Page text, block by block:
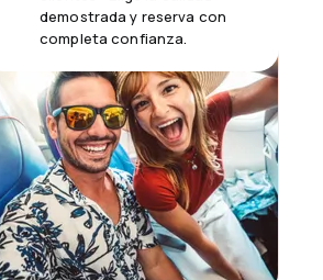
demostrada y reserva con
completa confianza.